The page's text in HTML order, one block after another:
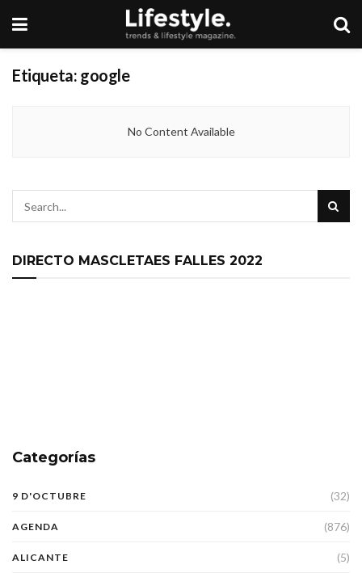
Etiqueta: google
No Content Available
DIRECTO MASCLETAES FALLES 2022
Categorías
9 D'OCTUBRE (32)
AGENDA (876)
ALICANTE (5)